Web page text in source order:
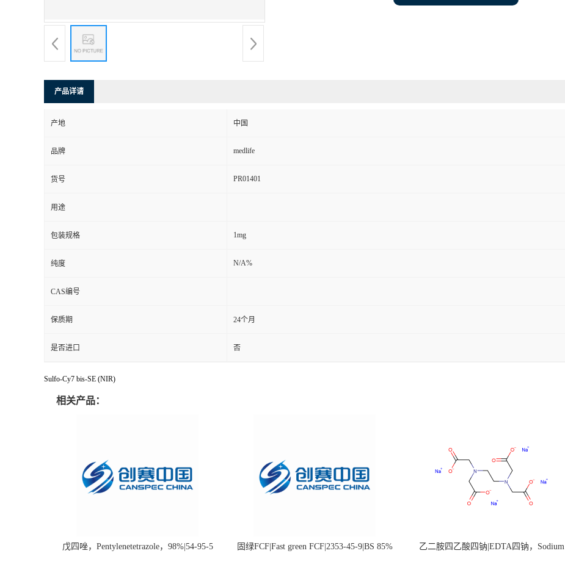
产品详请
产地 中国
品牌 medlife
货号 PR01401
用途
包装规格 1mg
纯度 N/A%
CAS编号
保质期 24个月
是否进口 否
Sulfo-Cy7 bis-SE (NIR)
相关产品：
戊四唑，Pentylenetetrazole，98%|54-95-5 固绿FCF|Fast green FCF|2353-45-9|BS 85%
乙二胺四乙酸四钠|EDTA四钠，Sodium